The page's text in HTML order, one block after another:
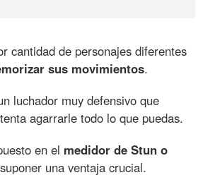
cantidad de personajes diferentes
sus movimientos.
luchador muy defensivo que
agarrarle todo lo que puedas.
en el medidor de Stun o
una ventaja crucial.